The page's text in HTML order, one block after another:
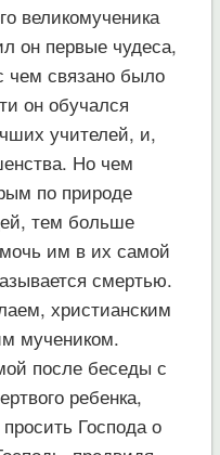
великомученика
он первые чудеса,
чем связано было
он обучался
учителей, и,
Но чем
по природе
тем больше
им в их самой
смертью.
христианским
мучеником.
после беседы с
ребенка,
Господа о